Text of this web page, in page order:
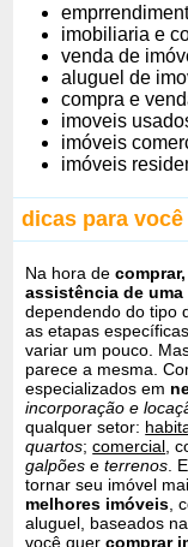
imobiliaria e
venda de
aluguel de
compra e
imoveis
imóveis
imóveis
dicas para
Na hora de
assistência de
dependendo do tipo
as etapas
variar um pouco.
parece a mesma.
especializados em
incorporação e
qualquer setor:
quartos;comercial ,
galpões eterrenos .
tornar seu imóvel
melhores imóveis ,
aluguel, baseados
você quercomprar